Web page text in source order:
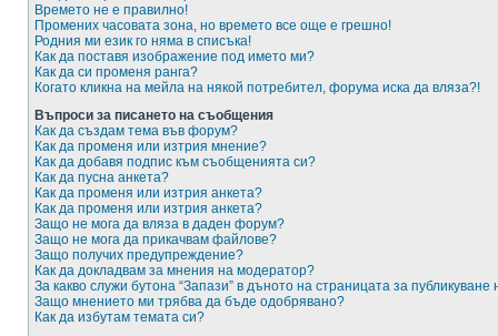
Времето не е правилно!
Промених часовата зона, но времето все още е грешно!
Родния ми език го няма в списъка!
Как да поставя изображение под името ми?
Как да си променя ранга?
Когато кликна на мейла на някой потребител, форума иска да вляза?!
Въпроси за писането на съобщения
Как да създам тема във форум?
Как да променя или изтрия мнение?
Как да добавя подпис към съобщенията си?
Как да пусна анкета?
Как да променя или изтрия анкета?
Как да променя или изтрия анкета?
Защо не мога да вляза в даден форум?
Защо не мога да прикачвам файлове?
Защо получих предупреждение?
Как да докладвам за мнения на модератор?
За какво служи бутона “Запази” в дъното на страницата за
Защо мнението ми трябва да бъде одобрявано?
Как да избутам темата си?